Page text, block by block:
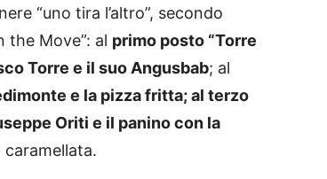
“uno tira l’altro”, secondo
the Move”: al primo posto “Torre
Torre e il suo Angusbab; al
e la pizza fritta; al terzo
Oriti e il panino con la